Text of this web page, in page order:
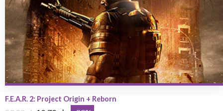
F.E.A.R. 2: Project Origin + Reborn